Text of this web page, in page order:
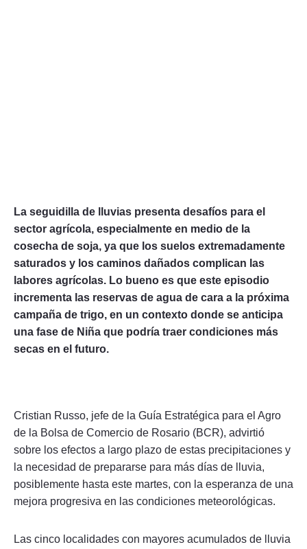
La seguidilla de lluvias presenta desafíos para el
sector agrícola, especialmente en medio de la
cosecha de soja, ya que los suelos extremadamente
saturados y los caminos dañados complican las
labores agrícolas. Lo bueno es que este episodio
incrementa las reservas de agua de cara a la próxima
campaña de trigo, en un contexto donde se anticipa
una fase de Niña que podría traer condiciones más
secas en el futuro.
Cristian Russo, jefe de la Guía Estratégica para el Agro
de la Bolsa de Comercio de Rosario (BCR), advirtió
sobre los efectos a largo plazo de estas precipitaciones y
la necesidad de prepararse para más días de lluvia,
posiblemente hasta este martes, con la esperanza de una
mejora progresiva en las condiciones meteorológicas.
Las cinco localidades con mayores acumulados de lluvia